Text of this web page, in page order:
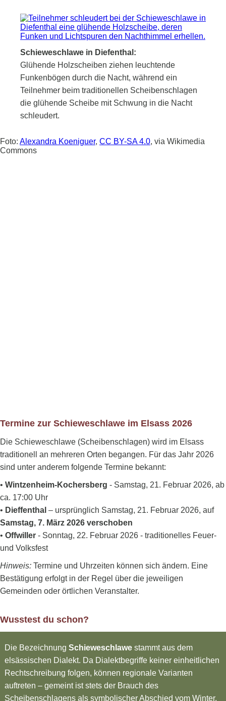
Schieweschlawe in Diefenthal:
Glühende Holzscheiben ziehen leuchtende
Funkenbögen durch die Nacht, während ein
Teilnehmer beim traditionellen Scheibenschlagen
die glühende Scheibe mit Schwung in die Nacht
schleudert.
Foto: Alexandra Koeniguer, CC BY-SA 4.0, via Wikimedia
Commons
Termine zur Schieweschlawe im Elsass 2026
Die Schieweschlawe (Scheibenschlagen) wird im Elsass
traditionell an mehreren Orten begangen. Für das Jahr 2026
sind unter anderem folgende Termine bekannt:
• Wintzenheim-Kochersberg - Samstag, 21. Februar 2026, ab
ca. 17:00 Uhr
• Dieffenthal – ursprünglich Samstag, 21. Februar 2026, auf
Samstag, 7. März 2026 verschoben
• Offwiller - Sonntag, 22. Februar 2026 - traditionelles Feuer-
und Volksfest
Hinweis: Termine und Uhrzeiten können sich ändern. Eine
Bestätigung erfolgt in der Regel über die jeweiligen
Gemeinden oder örtlichen Veranstalter.
Wusstest du schon?
Die Bezeichnung Schieweschlawe stammt aus dem
elsässischen Dialekt. Da Dialektbegriffe keiner einheitlichen
Rechtschreibung folgen, können regionale Varianten
auftreten – gemeint ist stets der Brauch des
Scheibenschlagens als symbolischer Abschied vom Winter.